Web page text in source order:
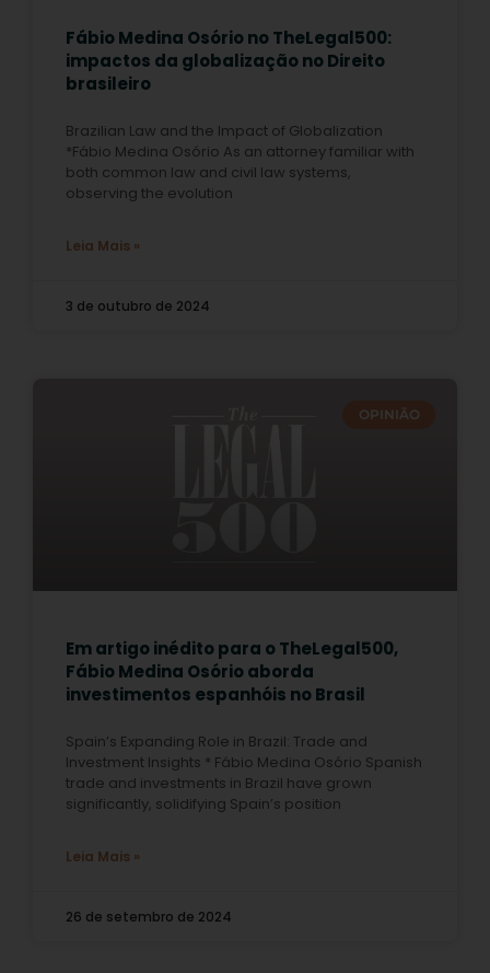
Fábio Medina Osório no TheLegal500:
impactos da globalização no Direito
brasileiro
Brazilian Law and the Impact of Globalization
*Fábio Medina Osório As an attorney familiar with
both common law and civil law systems,
observing the evolution
Leia Mais »
3 de outubro de 2024
OPINIÃO
Em artigo inédito para o TheLegal500,
Fábio Medina Osório aborda
investimentos espanhóis no Brasil
Spain’s Expanding Role in Brazil: Trade and
Investment Insights * Fábio Medina Osório Spanish
trade and investments in Brazil have grown
significantly, solidifying Spain’s position
Leia Mais »
26 de setembro de 2024